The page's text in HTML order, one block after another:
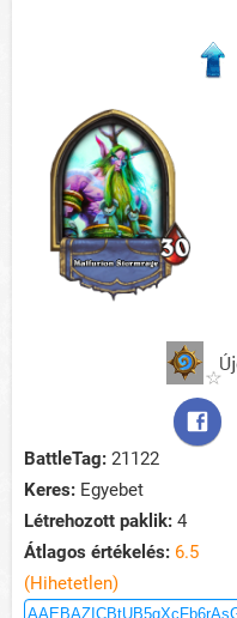
BattleTag: 21122
Keres: Egyebet
Létrehozott paklik: 4
Átlagos értékelés: 6.5
(Hihetetlen)